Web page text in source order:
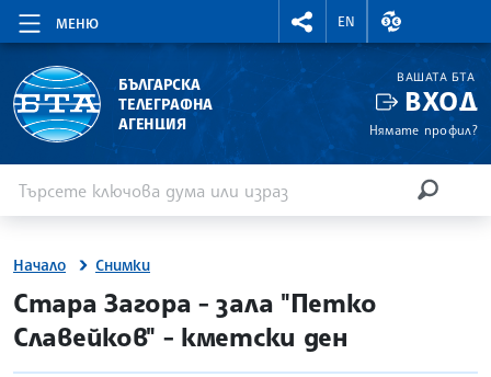
МЕНЮ
RIGHTMENU.SOCIAL
EN
ВАЛУТНИ
БЪЛГАРСКА
ТЕЛЕГРАФНА
АГЕНЦИЯ
ВАШАТА БТА
ВХОД
Нямате профил?
Начало Снимки
Стара Загора - зала "Петко
Славейков" - кметски ден